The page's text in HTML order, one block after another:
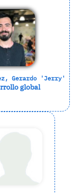
Gerardo 'Jerry'
global